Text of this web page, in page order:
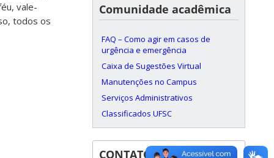
vale-
todos os
Comunidade acadêmica
FAQ – Como agir em casos de
urgência e emergência
Caixa de Sugestões Virtual
Manutenções no Campus
Serviços Administrativos
Classificados UFSC
CONTATOS